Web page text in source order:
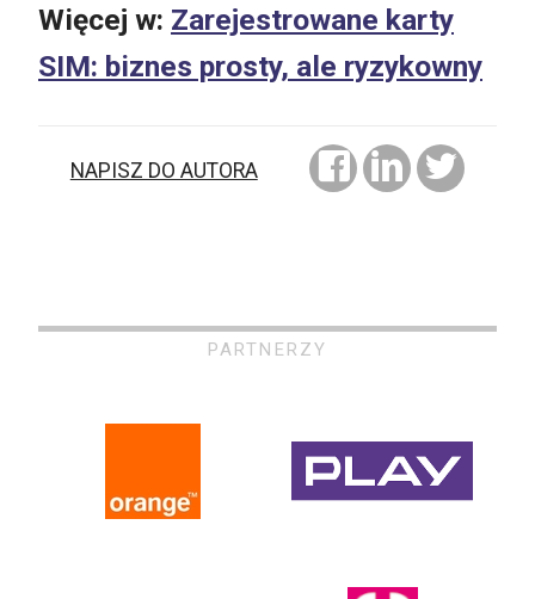
Więcej w: Zarejestrowane karty
SIM: biznes prosty, ale ryzykowny
NAPISZ DO AUTORA
PARTNERZY